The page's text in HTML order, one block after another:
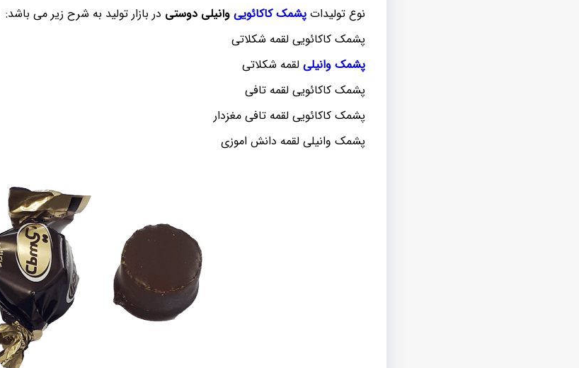
نوع تولیدات پشمک کاکائویی وانیلی دوستی در بازار تولید به شرح زیر می باشد:
پشمک کاکائویی لقمه شکلاتی
پشمک وانیلی لقمه شکلاتی
پشمک کاکائویی لقمه تافی
پشمک کاکائویی لقمه تافی مغزدار
پشمک وانیلی لقمه دانش اموزی